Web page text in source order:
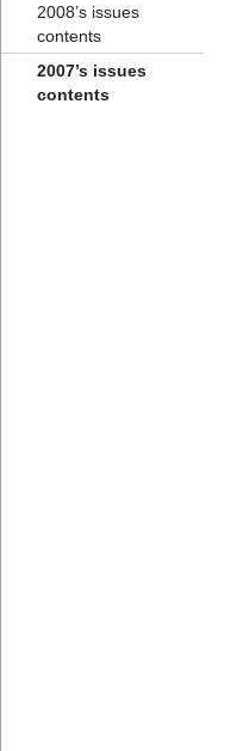
2008’s issues
contents
2007’s issues
contents